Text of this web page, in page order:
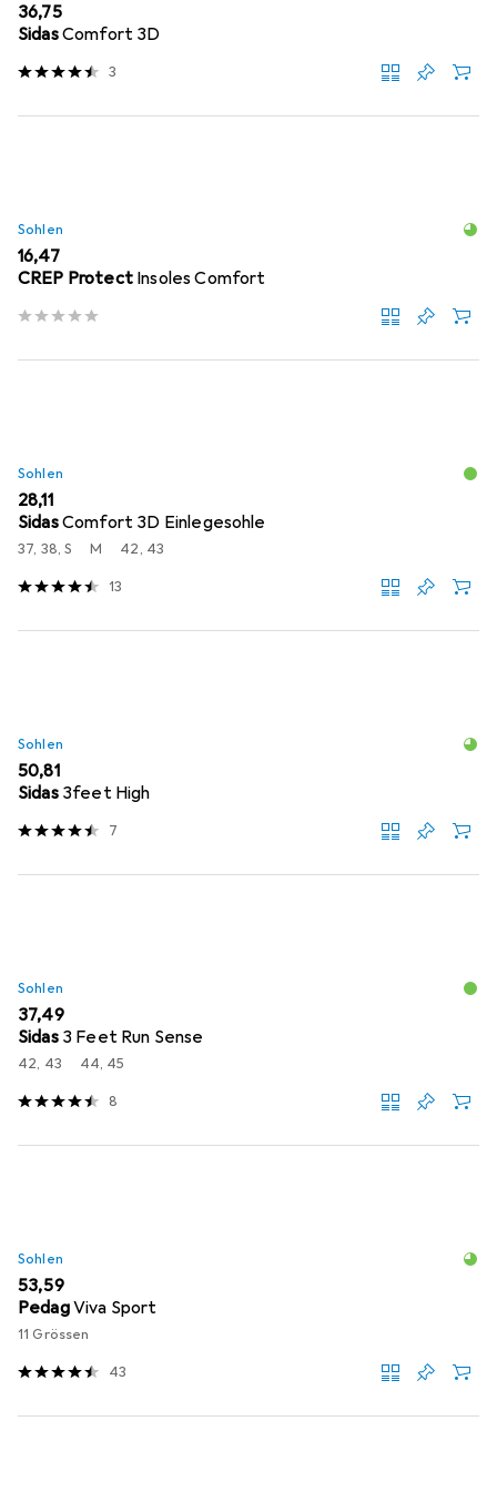
EUR
36,75
SidasComfort 3D
3
Sohlen
EUR
16,47
CREP Protect Insoles Comfort
Sohlen
EUR
28,11
SidasComfort 3D Einlegesohle
37, 38, S M 42, 43
13
Sohlen
EUR
50,81
Sidas 3feet High
7
Sohlen
EUR
37,49
Sidas 3 Feet Run Sense
42, 43 44, 45
8
Sohlen
EUR
53,59
PedagViva Sport
11 Grössen
43